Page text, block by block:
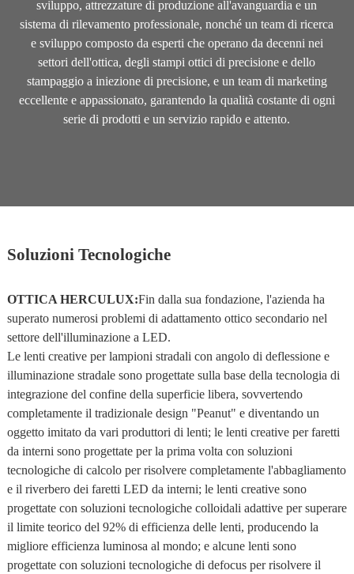
sviluppo, attrezzature di produzione all'avanguardia e un
sistema di rilevamento professionale, nonché un team di ricerca
e sviluppo composto da esperti che operano da decenni nei
settori dell'ottica, degli stampi ottici di precisione e dello
stampaggio a iniezione di precisione, e un team di marketing
eccellente e appassionato, garantendo la qualità costante di ogni
serie di prodotti e un servizio rapido e attento.
Soluzioni Tecnologiche
OTTICA HERCULUX:Fin dalla sua fondazione, l'azienda ha
superato numerosi problemi di adattamento ottico secondario nel
settore dell'illuminazione a LED.
Le lenti creative per lampioni stradali con angolo di deflessione e
illuminazione stradale sono progettate sulla base della tecnologia di
integrazione del confine della superficie libera, sovvertendo
completamente il tradizionale design "Peanut" e diventando un
oggetto imitato da vari produttori di lenti; le lenti creative per faretti
da interni sono progettate per la prima volta con soluzioni
tecnologiche di calcolo per risolvere completamente l'abbagliamento
e il riverbero dei faretti LED da interni; le lenti creative sono
progettate con soluzioni tecnologiche colloidali adattive per superare
il limite teorico del 92% di efficienza delle lenti, producendo la
migliore efficienza luminosa al mondo; e alcune lenti sono
progettate con soluzioni tecnologiche di defocus per risolvere il